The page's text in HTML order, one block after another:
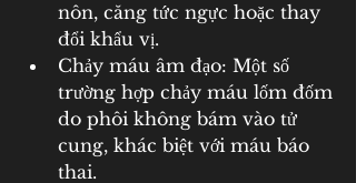
nôn, căng tức ngực hoặc thay
đổi khẩu vị.
Chảy máu âm đạo: Một số
trường hợp chảy máu lốm đốm
do phôi không bám vào tử
cung, khác biệt với máu báo
thai.